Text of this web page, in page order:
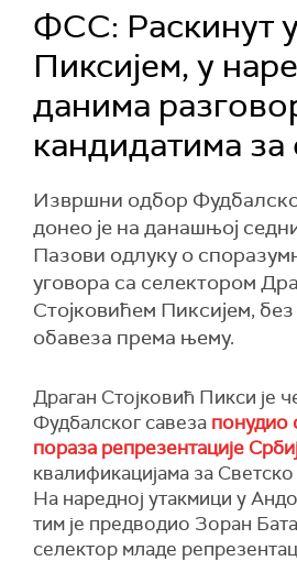
ФСС: Раскинут
Пиксијем, у
данима
кандидатима за
Извршни одбор
донео је на данашњој
Пазови одлуку о
уговора са селектором
Стојковићем Пиксијем,
обавеза према њему.
Драган Стојковић Пикси је
Фудбалског савеза понудио
пораза репрезентације
квалификацијама за
На наредној утакмици у
тим је предводио Зоран
селектор младе